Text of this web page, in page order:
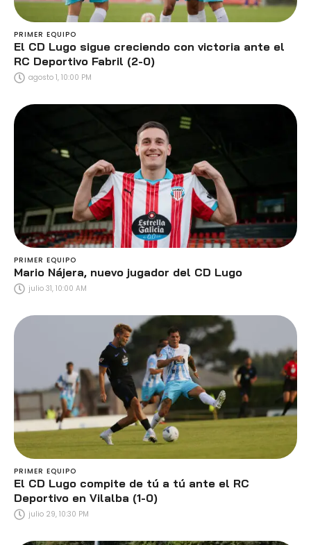
PRIMER EQUIPO
El CD Lugo sigue creciendo con victoria ante el
RC Deportivo Fabril (2-0)
agosto 1, 10:00 PM
PRIMER EQUIPO
Mario Nájera, nuevo jugador del CD Lugo
julio 31, 10:00 AM
PRIMER EQUIPO
El CD Lugo compite de tú a tú ante el RC
Deportivo en Vilalba (1-0)
julio 29, 10:30 PM